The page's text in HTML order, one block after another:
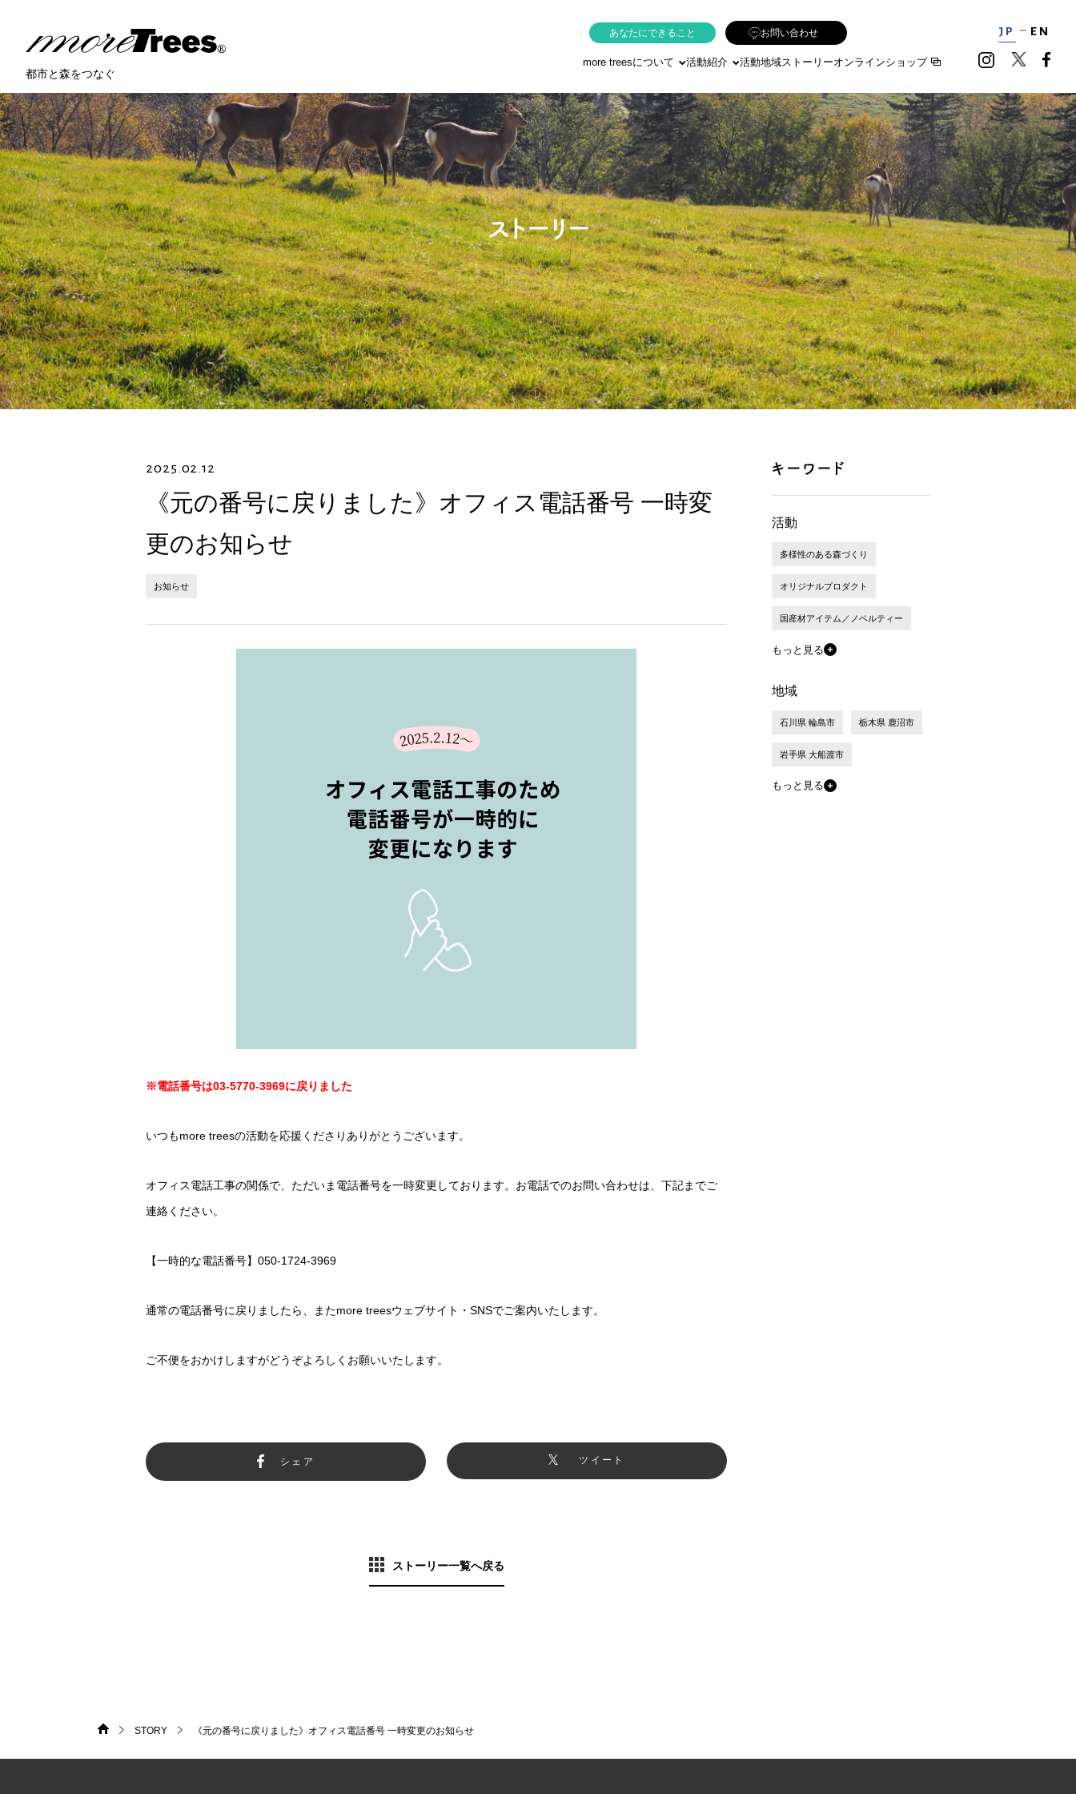
都市と森をつなぐ
more treesについて 活動紹介 活動地域ストーリーオンラインショップ
あなたにできること お問い合わせ JP EN
2025.02.12
《元の番号に戻りました》オフィス電話番号 一時変
更のお知らせ
お知らせ
※電話番号は03-5770-3969に戻りました
いつもmore treesの活動を応援くださりありがとうございます。
オフィス電話工事の関係で、ただいま電話番号を一時変更しております。お電話でのお問い合わせは、下記までご
連絡ください。
【一時的な電話番号】050-1724-3969
通常の電話番号に戻りましたら、またmore treesウェブサイト・SNSでご案内いたします。
ご不便をおかけしますがどうぞよろしくお願いいたします。
シェア ツイート
ストーリー一覧へ戻る
活動
多様性のある森づくり
オリジナルプロダクト
国産材アイテム／ノベルティー
もっと見る
地域
石川県 輪島市 栃木県 鹿沼市
岩手県 大船渡市
もっと見る
STORY
《元の番号に戻りました》オフィス電話番号 一時変更のお知らせ